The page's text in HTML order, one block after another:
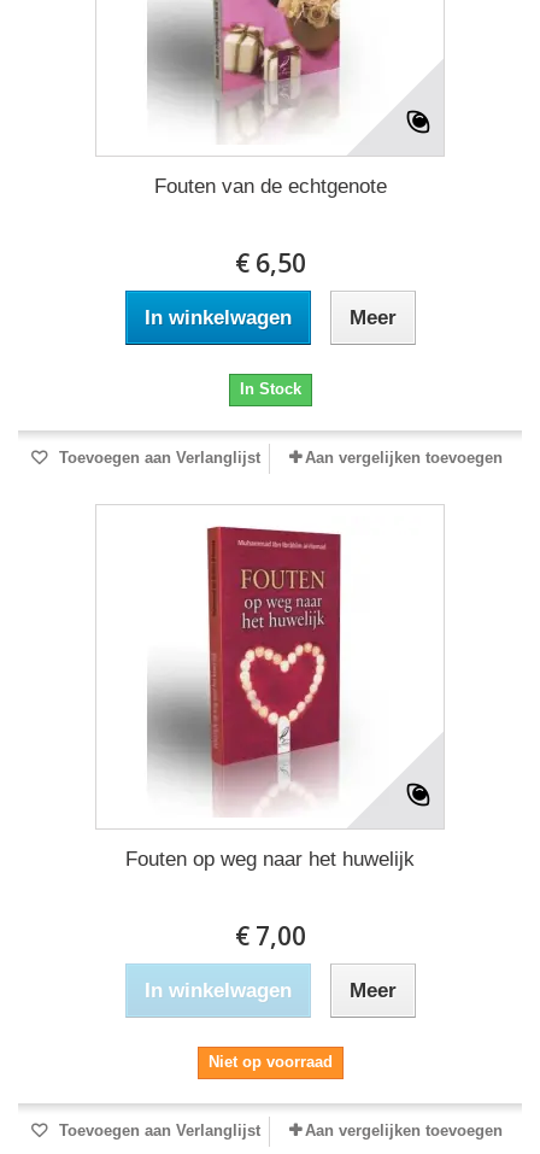
Fouten van de echtgenote
€ 6,50
In winkelwagen Meer
In Stock
Toevoegen aan Verlanglijst Aan vergelijken toevoegen
Fouten op weg naar het huwelijk
€ 7,00
In winkelwagen Meer
Niet op voorraad
Toevoegen aan Verlanglijst Aan vergelijken toevoegen